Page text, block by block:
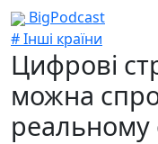
BigPodcast
# Інші країни
Цифрові
можна
реальному